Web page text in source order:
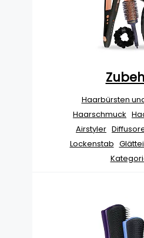
Haarbürsten
Haarschmuck
Airstyler
Lockenstab